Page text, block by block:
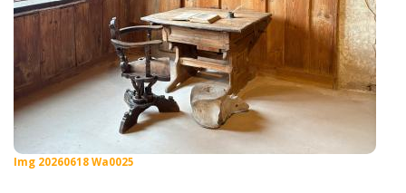
Img 20260618 Wa0025